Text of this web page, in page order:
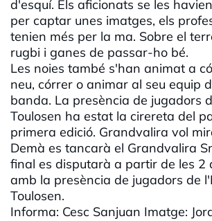
d'esquí. Els aficionats se les
per captar unes imatges, els
tenien més per la ma. Sobre el
rugbi i ganes de passar-ho bé.
Les noies també s'han animat a
neu, córrer o animar al seu equip
banda. La presència de jugadors
Toulosen ha estat la cirereta del
primera edició. Grandvalira vol
Demà es tancarà el Grandvalira
final es disputarà a partir de les 2
amb la presència de jugadors de
Toulosen.
Informa: Cesc Sanjuan Imatge: